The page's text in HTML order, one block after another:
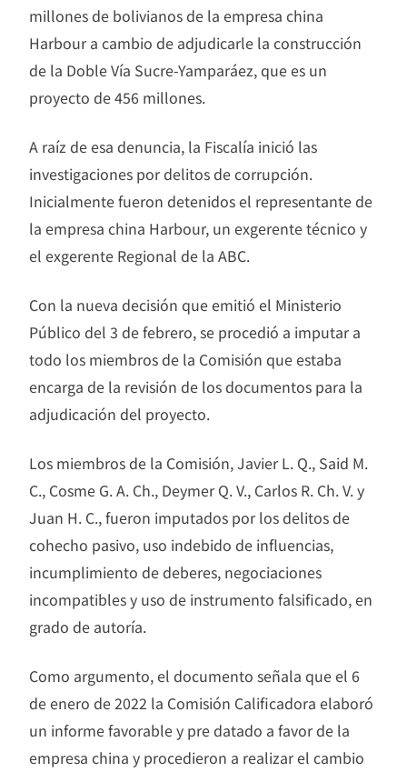
millones de bolivianos de la empresa china
Harbour a cambio de adjudicarle la construcción
de la Doble Vía Sucre-Yamparáez, que es un
proyecto de 456 millones.
A raíz de esa denuncia, la Fiscalía inició las
investigaciones por delitos de corrupción.
Inicialmente fueron detenidos el representante de
la empresa china Harbour, un exgerente técnico y
el exgerente Regional de la ABC.
Con la nueva decisión que emitió el Ministerio
Público del 3 de febrero, se procedió a imputar a
todo los miembros de la Comisión que estaba
encarga de la revisión de los documentos para la
adjudicación del proyecto.
Los miembros de la Comisión, Javier L. Q., Said M.
C., Cosme G. A. Ch., Deymer Q. V., Carlos R. Ch. V. y
Juan H. C., fueron imputados por los delitos de
cohecho pasivo, uso indebido de influencias,
incumplimiento de deberes, negociaciones
incompatibles y uso de instrumento falsificado, en
grado de autoría.
Como argumento, el documento señala que el 6
de enero de 2022 la Comisión Calificadora elaboró
un informe favorable y pre datado a favor de la
empresa china y procedieron a realizar el cambio